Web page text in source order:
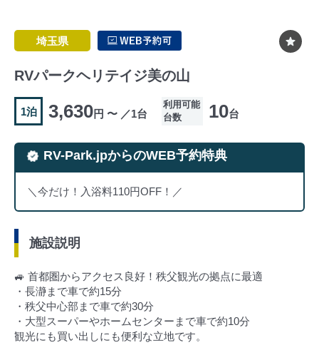
埼玉県
RVパークヘリテイジ美の山
1泊 3,630円 〜 ／1台
利用可能
台数
10台
RV-Park.jpからのWEB予約特典
＼今だけ！入浴料110円OFF！／
施設説明
🚙 首都圏からアクセス良好！秩父観光の拠点に最適
・長瀞まで車で約15分
・秩父中心部まで車で約30分
・大型スーパーやホームセンターまで車で約10分
観光にも買い出しにも便利な立地です。